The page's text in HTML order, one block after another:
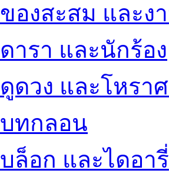
ของสะสม และง
ดารา และนักร้อง
ดูดวง และโหรา
บทกลอน
บล็อก และไดอารี่